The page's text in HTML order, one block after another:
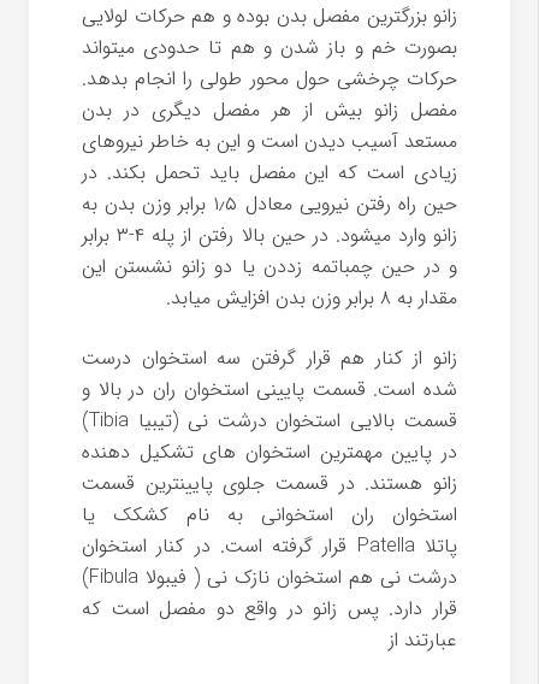
زانو بزرگترین مفصل بدن بوده و هم حرکات لولایی
بصورت خم و باز شدن و هم تا حدودی میتواند
حرکات چرخشی حول محور طولی را انجام بدهد.
مفصل زانو بیش از هر مفصل دیگری در بدن
مستعد آسیب دیدن است و این به خاطر نیروهای
زیادی است که این مفصل باید تحمل بکند. در
حین راه رفتن نیرویی معادل ۱٫۵ برابر وزن بدن به
زانو وارد میشود. در حین بالا رفتن از پله ۴-۳ برابر
و در حین چمباتمه زددن یا دو زانو نشستن این
مقدار به ۸ برابر وزن بدن افزایش میابد.
زانو از کنار هم قرار گرفتن سه استخوان درست
شده است. قسمت پایینی استخوان ران در بالا و
قسمت بالایی استخوان درشت نی (تیبیا Tibia)
در پایین مهمترین استخوان های تشکیل دهنده
زانو هستند. در قسمت جلوی پایینترین قسمت
استخوان ران استخوانی به نام کشکک یا
پاتلا Patella قرار گرفته است. در کنار استخوان
درشت نی هم استخوان نازک نی ( فیبولا Fibula)
قرار دارد. پس زانو در واقع دو مفصل است که
عبارتند از